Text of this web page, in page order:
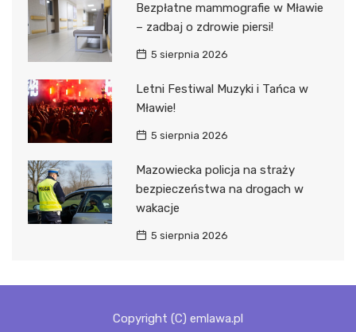
Bezpłatne mammografie w Mławie
– zadbaj o zdrowie piersi!
5 sierpnia 2026
Letni Festiwal Muzyki i Tańca w
Mławie!
5 sierpnia 2026
Mazowiecka policja na straży
bezpieczeństwa na drogach w
wakacje
5 sierpnia 2026
Copyright (C) emlawa.pl